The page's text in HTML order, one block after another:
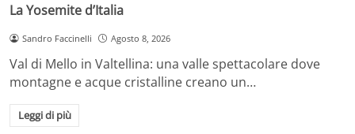
La Yosemite d’Italia
Sandro Faccinelli Agosto 8, 2026
Val di Mello in Valtellina: una valle spettacolare dove
montagne e acque cristalline creano un…
Leggi di più